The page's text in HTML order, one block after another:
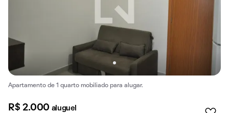
Apartamento de 1 quarto mobiliado para alugar.
R$ 2.000 aluguel